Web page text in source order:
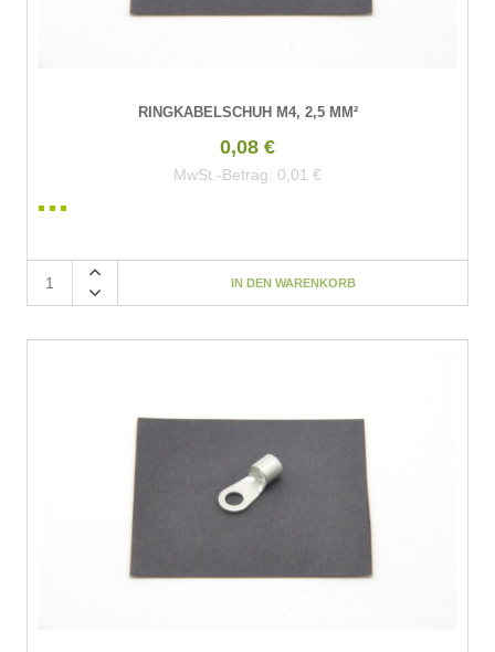
RINGKABELSCHUH M4, 2,5 MM²
0,08 €
MwSt.-Betrag: 0,01 €